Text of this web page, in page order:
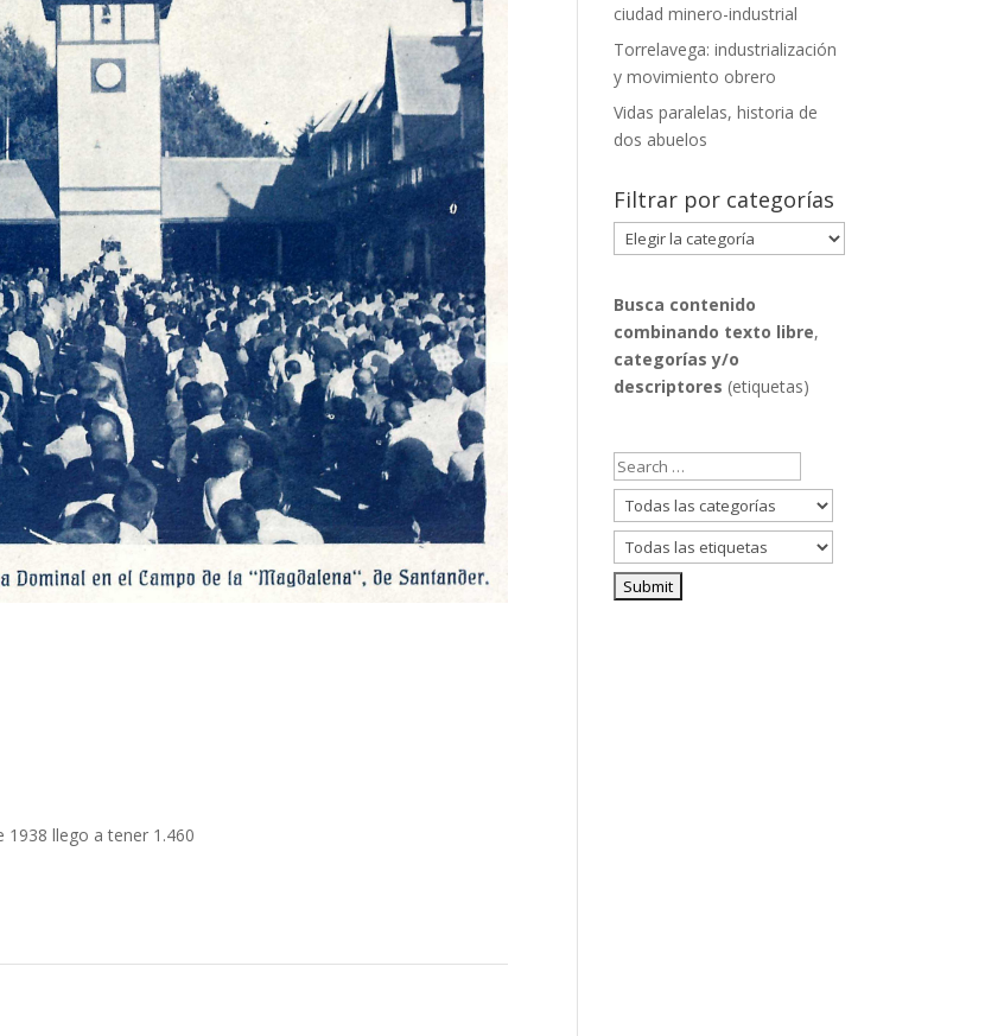
1938 llego a tener 1.460
ciudad minero-industrial
Torrelavega: industrialización
y movimiento obrero
Vidas paralelas, historia de
dos abuelos
Filtrar por categorías
Filtrar
por
Busca contenido
combinando texto libre,
categorías y/o
descriptores (etiquetas)